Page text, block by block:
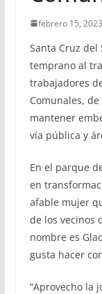
febrero 15, 2023
Santa Cruz del
temprano al
trabajadores
Comunales,
mantener
vía pública y
En el parque
en
afable mujer
de los vecinos
nombre es
gusta hacer
“Aprovecho la